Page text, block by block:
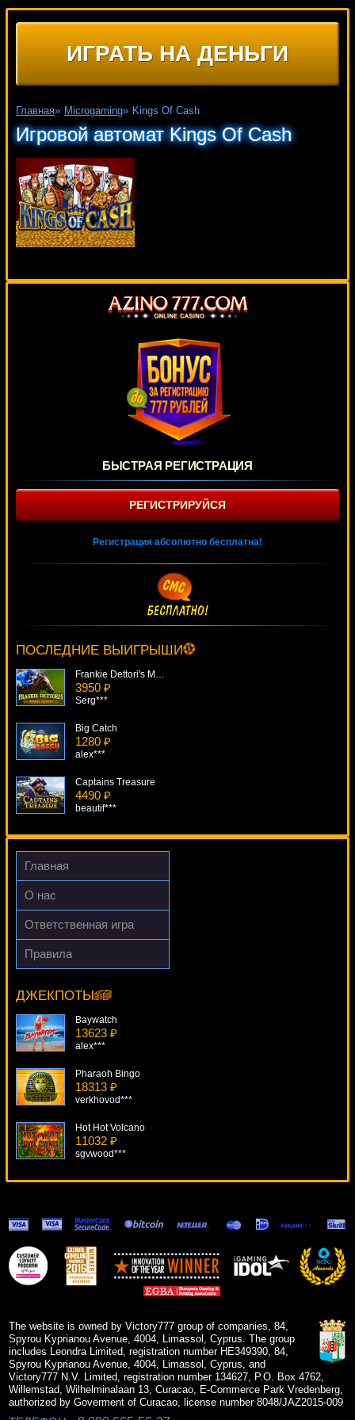
ИГРАТЬ НА ДЕНЬГИ
Главная» Microgaming» Kings Of Cash
Игровой автомат Kings Of Cash
БЫСТРАЯ РЕГИСТРАЦИЯ
РЕГИСТРИРУЙСЯ
Регистрация абсолютно бесплатна!
ПОСЛЕДНИЕ ВЫИГРЫШИ
beautif***
Frankie Dettori's Magic Seven
3950 ₽
Serg***
Big Catch
1280 ₽
alex***
Captains Treasure
4490 ₽
beautif***
Ghosts Of Christmas
3176 ₽
drink***
Главная
О нас
Ответственная игра
Правила
ДЖЕКПОТЫ
Ghostbusters
Egoistik***
Baywatch
13623 ₽
alex***
Pharaoh Bingo
18313 ₽
verkhovod***
Hot Hot Volcano
11032 ₽
sgvwood***
Halloween Fortune
6869 ₽
number***
Thrill Seekers
The website is owned by Victory777 group of companies, 84,
Spyrou Kyprianou Avenue, 4004, Limassol, Cyprus. The group
includes Leondra Limited, registration number HE349390, 84,
Spyrou Kyprianou Avenue, 4004, Limassol, Cyprus, and
Victory777 N.V. Limited, registration number 134627, P.O. Box 4762,
Willemstad, Wilhelminalaan 13, Curacao, E-Commerce Park Vredenberg,
authorized by Goverment of Curacao, license number 8048/JAZ2015-009